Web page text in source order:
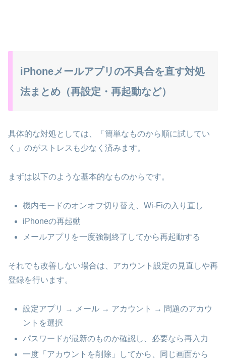
iPhoneメールアプリの不具合を直す対処
法まとめ（再設定・再起動など）
具体的な対処としては、「簡単なものから順に試してい
く」のがストレスも少なく済みます。
まずは以下のような基本的なものからです。
機内モードのオンオフ切り替え、Wi‑Fiの入り直し
iPhoneの再起動
メールアプリを一度強制終了してから再起動する
それでも改善しない場合は、アカウント設定の見直しや再
登録を行います。
設定アプリ → メール → アカウント → 問題のアカウ
ントを選択
パスワードが最新のものか確認し、必要なら再入力
一度「アカウントを削除」してから、同じ画面から